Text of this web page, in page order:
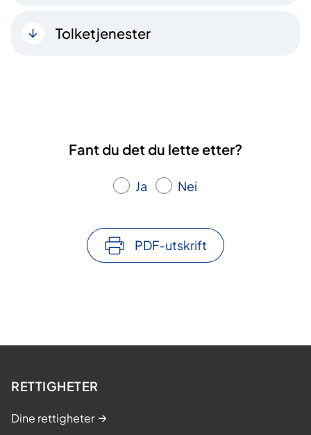
Tolketjenester
Fant du det du lette etter?
Ja Nei
PDF-utskrift
RETTIGHETER
Dine rettigheter